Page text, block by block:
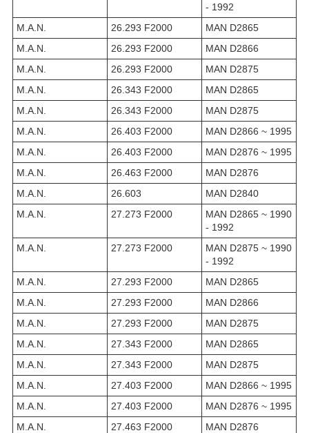
- 1992
M.A.N.
26.293 F2000
MAN D2865
M.A.N.
26.293 F2000
MAN D2866
M.A.N.
26.293 F2000
MAN D2875
M.A.N.
26.343 F2000
MAN D2865
M.A.N.
26.343 F2000
MAN D2875
M.A.N.
26.403 F2000
MAN D2866 ~ 1995
M.A.N.
26.403 F2000
MAN D2876 ~ 1995
M.A.N.
26.463 F2000
MAN D2876
M.A.N.
26.603
MAN D2840
M.A.N.
27.273 F2000
MAN D2865 ~ 1990
- 1992
M.A.N.
27.273 F2000
MAN D2875 ~ 1990
- 1992
M.A.N.
27.293 F2000
MAN D2865
M.A.N.
27.293 F2000
MAN D2866
M.A.N.
27.293 F2000
MAN D2875
M.A.N.
27.343 F2000
MAN D2865
M.A.N.
27.343 F2000
MAN D2875
M.A.N.
27.403 F2000
MAN D2866 ~ 1995
M.A.N.
27.403 F2000
MAN D2876 ~ 1995
M.A.N.
27.463 F2000
MAN D2876